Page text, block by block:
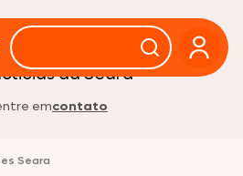
da Seara
emcontato
Seara